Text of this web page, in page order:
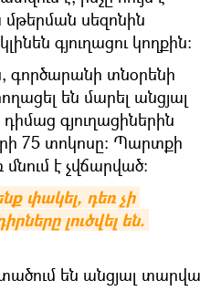
մթերման սեզոնին
գյուղացու կողքին։
գործարանի տնօրենի
են մարել անցյալ
գյուղացիներին
75 տոկոսը։ Պարտքի
է չվճարված։
փակել, դեռ չի
լուծվել են.
են անցյալ տարվա